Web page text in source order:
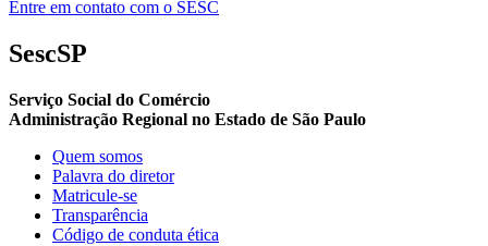
Entre em contato com o SESC
SescSP
Serviço Social do Comércio
Administração Regional no Estado de São Paulo
Quem somos
Palavra do diretor
Matricule-se
Transparência
Código de conduta ética